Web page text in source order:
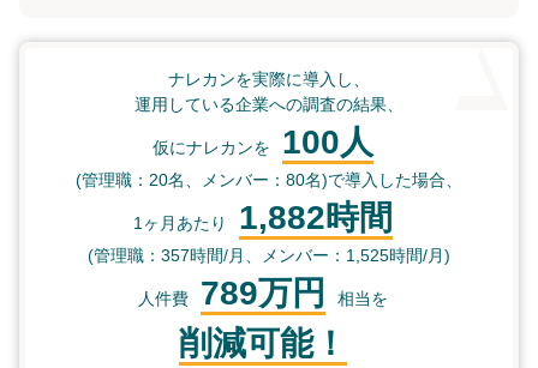
ナレカンを実際に導入し、
運用している企業への調査の結果、
仮にナレカンを 100人
(管理職：20名、メンバー：80名)で導入した場合、
1ヶ月あたり 1,882時間
(管理職：357時間/月、メンバー：1,525時間/月)
人件費 789万円 相当を
削減可能！